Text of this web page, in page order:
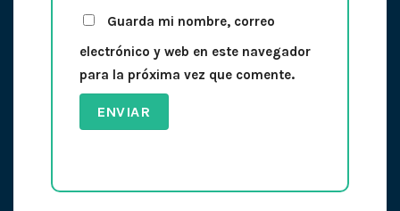
Guarda mi nombre, correo
electrónico y web en este navegador
para la próxima vez que comente.